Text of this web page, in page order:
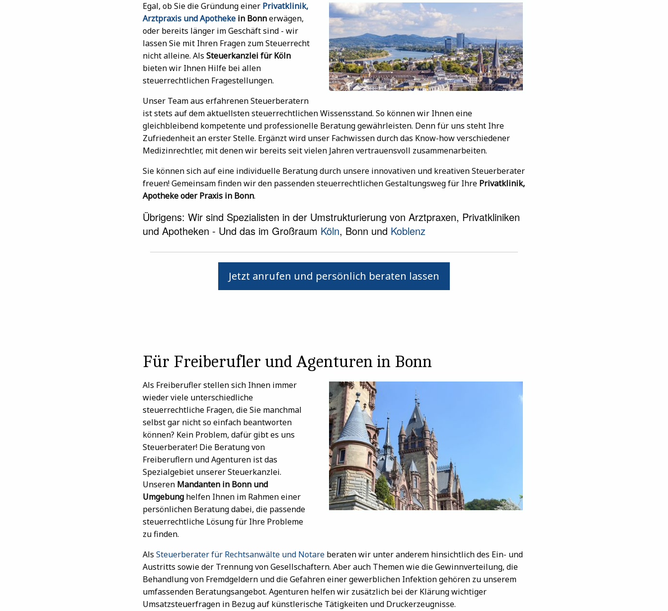
Egal, ob Sie die Gründung einer Privatklinik,
Arztpraxis und Apothekein Bonnerwägen,
oder bereits länger im Geschäft sind - wir
lassen Sie mit Ihren Fragen zum Steuerrecht
nicht alleine. Als Steuerkanzlei für Köln
bieten wir Ihnen Hilfe bei allen
steuerrechtlichen Fragestellungen.
Unser Team aus erfahrenen Steuerberatern
ist stets auf dem aktuellsten steuerrechtlichen Wissensstand. So können wir Ihnen eine
gleichbleibend kompetente und professionelle Beratung gewährleisten. Denn für uns steht Ihre
Zufriedenheit an erster Stelle. Ergänzt wird unser Fachwissen durch das Know-how verschiedener
Medizinrechtler, mit denen wir bereits seit vielen Jahren vertrauensvoll zusammenarbeiten.
Sie können sich auf eine individuelle Beratung durch unsere innovativen und kreativen Steuerberater
freuen! Gemeinsam finden wir den passenden steuerrechtlichen Gestaltungsweg für Ihre Privatklinik,
Apotheke oder Praxis in Bonn.
Übrigens: Wir sind Spezialisten in der Umstrukturierung von Arztpraxen, Privatkliniken
und Apotheken - Und das im Großraum Köln, Bonn und Koblenz
Jetzt anrufen und persönlich beraten lassen
Für Freiberufler und Agenturen in Bonn
Als Freiberufler stellen sich Ihnen immer
wieder viele unterschiedliche
steuerrechtliche Fragen, die Sie manchmal
selbst gar nicht so einfach beantworten
können? Kein Problem, dafür gibt es uns
Steuerberater! Die Beratung von
Freiberuflern und Agenturen ist das
Spezialgebiet unserer Steuerkanzlei.
Unseren Mandanten in Bonn und
Umgebunghelfen Ihnen im Rahmen einer
persönlichen Beratung dabei, die passende
steuerrechtliche Lösung für Ihre Probleme
zu finden.
Als Steuerberater für Rechtsanwälte und Notareberaten wir unter anderem hinsichtlich des Ein- und
Austritts sowie der Trennung von Gesellschaftern. Aber auch Themen wie die Gewinnverteilung, die
Behandlung von Fremdgeldern und die Gefahren einer gewerblichen Infektion gehören zu unserem
umfassenden Beratungsangebot. Agenturen helfen wir zusätzlich bei der Klärung wichtiger
Umsatzsteuerfragen in Bezug auf künstlerische Tätigkeiten und Druckerzeugnisse.